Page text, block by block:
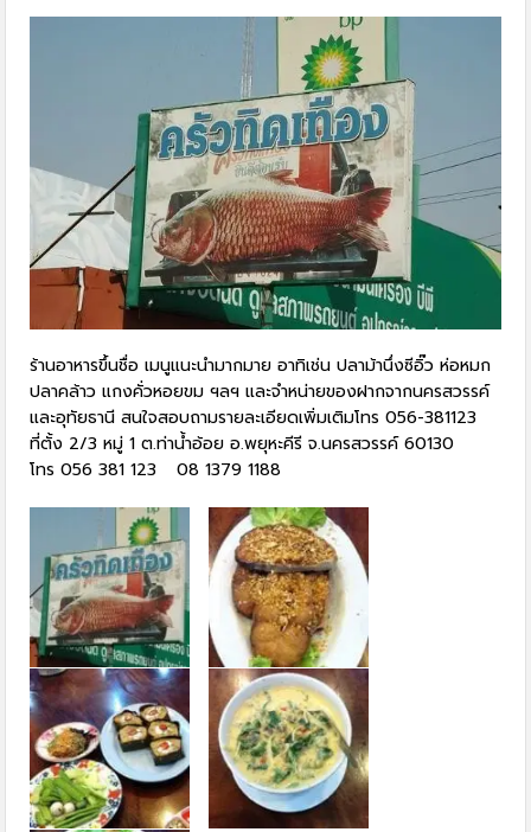
ร้านอาหารขึ้นชื่อ เมนูแนะนำมากมาย อาทิเช่น ปลาม้านึ่งซีอิ๊ว ห่อหมก
ปลาคล้าว แกงคั่วหอยขม ฯลฯ และจำหน่ายของฝากจากนครสวรรค์
และอุทัยธานี สนใจสอบถามรายละเอียดเพิ่มเติมโทร 056-381123
ที่ตั้ง 2/3 หมู่ 1 ต.ท่าน้ำอ้อย อ.พยุหะคีรี จ.นครสวรรค์ 60130
โทร 056 381 123 08 1379 1188